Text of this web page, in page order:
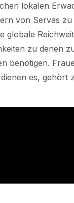
lokalen
von Servas
globale
zu denen
benötigen.
es, gehört